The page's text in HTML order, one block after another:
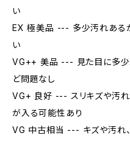
い
EX 極美品 --- 多少汚れある
い
VG++ 美品 --- 見た目に多少
ど問題なし
VG+ 良好 --- スリキズや汚
が入る可能性あり
VG 中古相当 --- キズや汚れ